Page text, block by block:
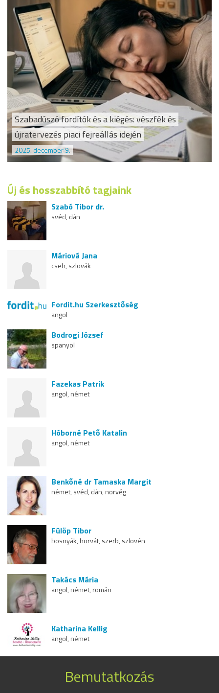
Szabadúszó fordítók és a kiégés: vészfék és
újratervezés piaci fejreállás idején
2025. december 9.
Új és hosszabbító tagjaink
Szabó Tibor dr.
svéd, dán
Máriová Jana
cseh, szlovák
Fordit.hu Szerkesztőség
angol
Bodrogi József
spanyol
Fazekas Patrik
angol, német
Hóborné Pető Katalin
angol, német
Benkőné dr Tamaska Margit
német, svéd, dán, norvég
Fülöp Tibor
bosnyák, horvát, szerb, szlovén
Takács Mária
angol, német, román
Katharina Kellig
angol, német
Bemutatkozás